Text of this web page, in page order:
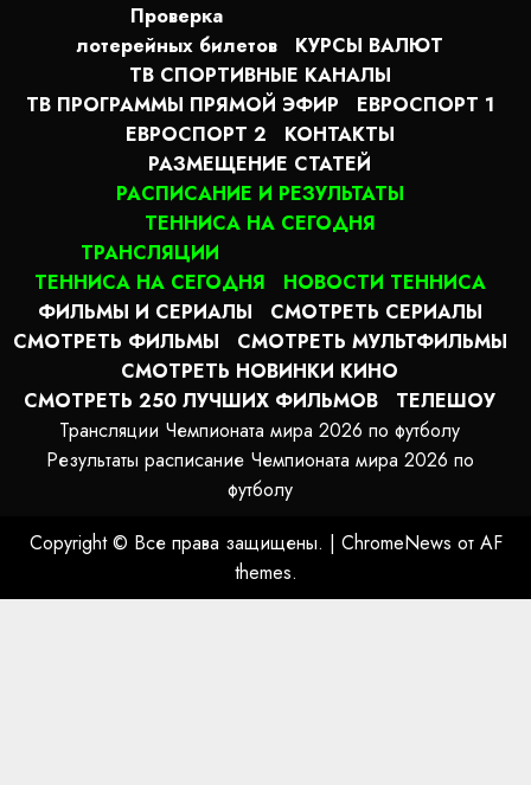
Проверка
лотерейных билетов
КУРСЫ ВАЛЮТ
ТВ СПОРТИВНЫЕ КАНАЛЫ
ТВ ПРОГРАММЫ ПРЯМОЙ ЭФИР
ЕВРОСПОРТ 1
ЕВРОСПОРТ 2
КОНТАКТЫ
РАЗМЕЩЕНИЕ СТАТЕЙ
РАСПИСАНИЕ И РЕЗУЛЬТАТЫ
ТЕННИСА НА СЕГОДНЯ
ТРАНСЛЯЦИИ
ТЕННИСА НА СЕГОДНЯ
НОВОСТИ ТЕННИСА
ФИЛЬМЫ И СЕРИАЛЫ
СМОТРЕТЬ СЕРИАЛЫ
СМОТРЕТЬ ФИЛЬМЫ
СМОТРЕТЬ МУЛЬТФИЛЬМЫ
СМОТРЕТЬ НОВИНКИ КИНО
СМОТРЕТЬ 250 ЛУЧШИХ ФИЛЬМОВ
ТЕЛЕШОУ
Трансляции Чемпионата мира 2026 по футболу
Результаты расписание Чемпионата мира 2026 по
футболу
Copyright © Все права защищены. | ChromeNews от AF
themes.